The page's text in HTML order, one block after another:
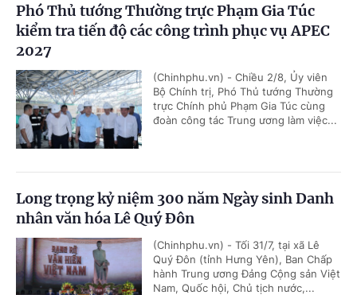
Phó Thủ tướng Thường trực Phạm Gia Túc
kiểm tra tiến độ các công trình phục vụ APEC
2027
(Chinhphu.vn) - Chiều 2/8, Ủy viên
Bộ Chính trị, Phó Thủ tướng Thường
trực Chính phủ Phạm Gia Túc cùng
đoàn công tác Trung ương làm việc...
Long trọng kỷ niệm 300 năm Ngày sinh Danh
nhân văn hóa Lê Quý Đôn
(Chinhphu.vn) - Tối 31/7, tại xã Lê
Quý Đôn (tỉnh Hưng Yên), Ban Chấp
hành Trung ương Đảng Cộng sản Việt
Nam, Quốc hội, Chủ tịch nước,...